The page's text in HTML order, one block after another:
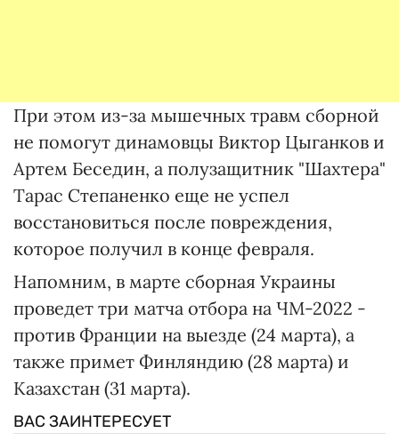
При этом из-за мышечных травм сборной
не помогут динамовцы Виктор Цыганков и
Артем Беседин, а полузащитник "Шахтера"
Тарас Степаненко еще не успел
восстановиться после повреждения,
которое получил в конце февраля.
Напомним, в марте сборная Украины
проведет три матча отбора на ЧМ-2022 -
против Франции на выезде (24 марта), а
также примет Финляндию (28 марта) и
Казахстан (31 марта).
ВАС ЗАИНТЕРЕСУЕТ